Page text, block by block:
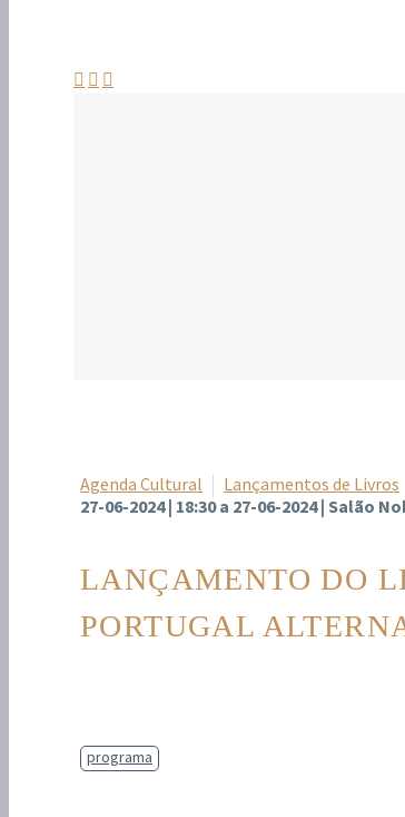
  
Agenda Cultural
Lançamentos de Livros
27-06-2024 | 18:30 a 27-06-2024 | Salão
LANÇAMENTO DO
PORTUGAL
programa